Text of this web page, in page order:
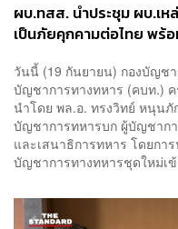
ผบ.ทสส. นำประชุม ผบ.เห
เป็นภัยคุกคามต่อไทย พร้
วันนี้ (19 กันยายน) กองบัญช
บัญชาการทางทหาร (คบท.)
นำโดย พล.อ. ทรงวิทย์ หนุน
บัญชาการทหารบก ผู้บัญชาก
และเสนาธิการทหาร โดยก
บัญชาการทางทหารชุดใหม่เ